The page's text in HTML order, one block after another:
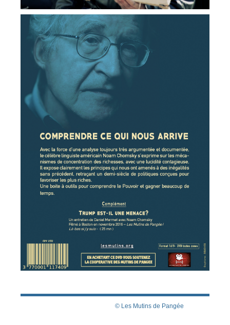
© Les Mutins de Pangée